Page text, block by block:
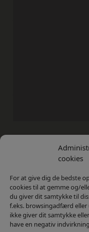
cookies
For at give dig de bedste
cookies til at gemme og/
du giver dit samtykke til
f.eks. browsingadfærd eller
ikke giver dit samtykke
have en negativ
Kontakt